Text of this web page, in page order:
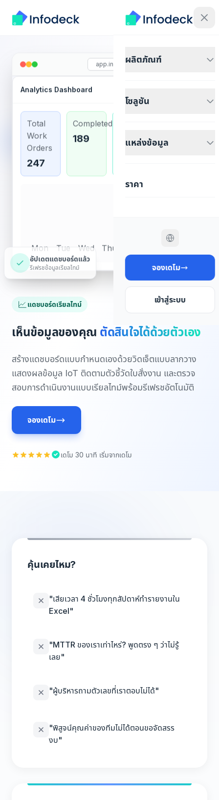
ผลิตภัณฑ์
โซลูชัน
แหล่งข้อมูล
ราคา
จองเดโม
เข้าสู่ระบบ
แดชบอร์ดเรียลไทม์
เห็นข้อมูลของคุณ ตัดสินใจได้ด้วยตัวเอง
สร้างแดชบอร์ดแบบกำหนดเองด้วยวิดเจ็ตแบบลากวาง
แสดงผลข้อมูล IoT ติดตามตัวชี้วัดใบสั่งงาน และตรวจ
สอบการดำเนินงานแบบเรียลไทม์พร้อมรีเฟรชอัตโนมัติ
จองเดโม
เดโม 30 นาที เริ่มจากเดโม
app.infodeck.io
Analytics Dashboard
Total
Work
Orders
247
Completed
189
Mon Tue Wed Thu
อัปเดตแดชบอร์ดแล้ว
รีเฟรชข้อมูลเรียลไทม์
คุ้นเคยไหม?
"เสียเวลา 4 ชั่วโมงทุกสัปดาห์ทำรายงานใน
Excel"
"MTTR ของเราเท่าไหร่? พูดตรง ๆ ว่าไม่รู้
เลย"
"ผู้บริหารถามตัวเลขที่เราตอบไม่ได้"
"พิสูจน์คุณค่าของทีมไม่ได้ตอนขอจัดสรร
งบ"